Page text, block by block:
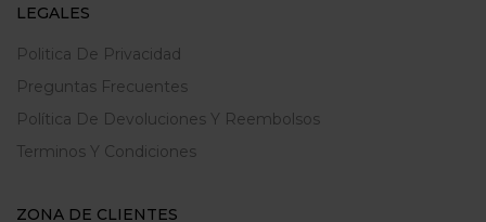
LEGALES
Politica De Privacidad
Preguntas Frecuentes
Política De Devoluciones Y Reembolsos
Terminos Y Condiciones
ZONA DE CLIENTES